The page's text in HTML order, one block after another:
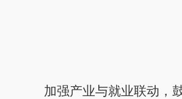
加强产业与就业联动，